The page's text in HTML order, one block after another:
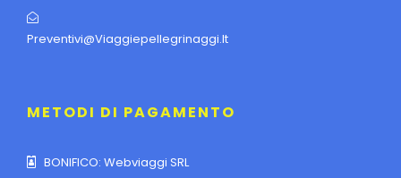
Preventivi@viaggiepellegrinaggi.it
METODI DI PAGAMENTO
BONIFICO: Webviaggi SRL